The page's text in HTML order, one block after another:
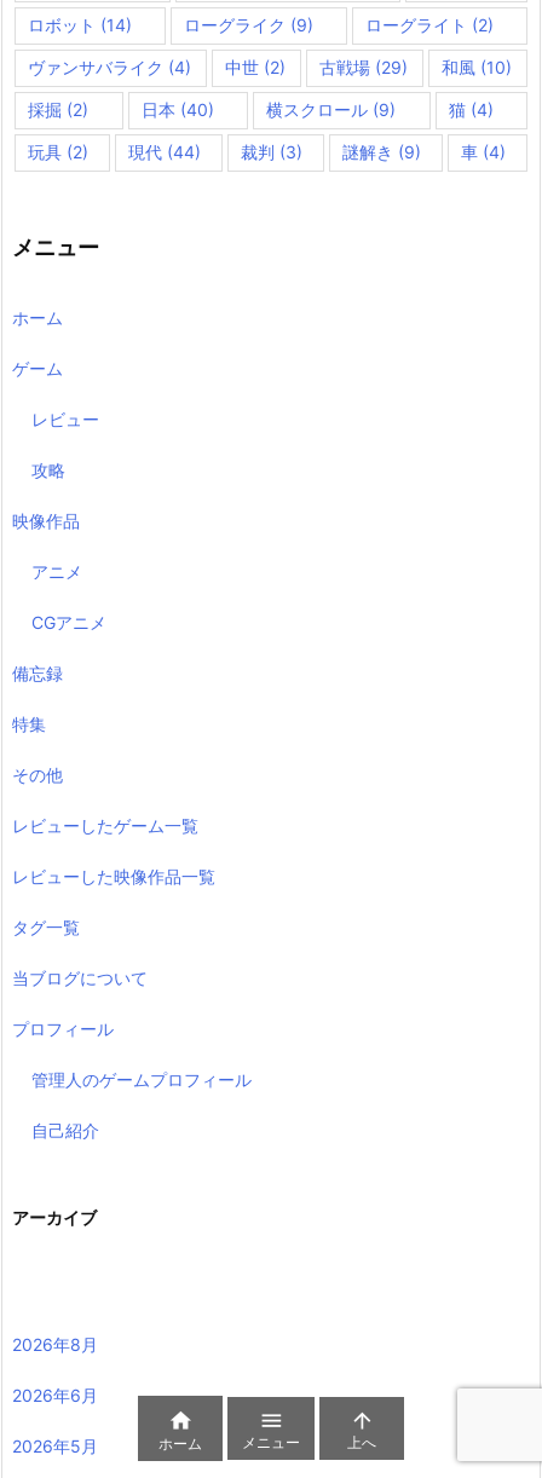
ロボット (14) ローグライク (9) ローグライト (2)
ヴァンサバライク (4) 中世 (2) 古戦場 (29) 和風 (10)
採掘 (2) 日本 (40) 横スクロール (9) 猫(4)
玩具 (2) 現代 (44) 裁判 (3) 謎解き (9) 車 (4)
メニュー
ホーム
ゲーム
レビュー
攻略
映像作品
アニメ
CGアニメ
備忘録
特集
その他
レビューしたゲーム一覧
レビューした映像作品一覧
タグ一覧
当ブログについて
プロフィール
管理人のゲームプロフィール
自己紹介
アーカイブ
2026年8月
2026年6月
2026年5月

ホーム

メニュー

上へ